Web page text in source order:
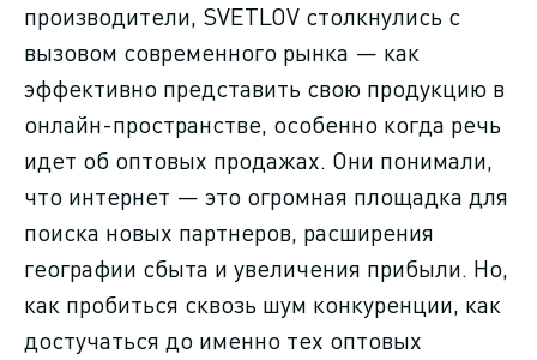
производители, SVETLOV столкнулись с
вызовом современного рынка — как
эффективно представить свою продукцию в
онлайн-пространстве, особенно когда речь
идет об оптовых продажах. Они понимали,
что интернет — это огромная площадка для
поиска новых партнеров, расширения
географии сбыта и увеличения прибыли. Но,
как пробиться сквозь шум конкуренции, как
достучаться до именно тех оптовых